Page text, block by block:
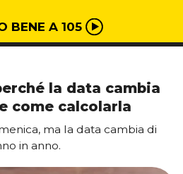
BENE A 105
la data cambia
come calcolarla
ma la data cambia di
in anno.